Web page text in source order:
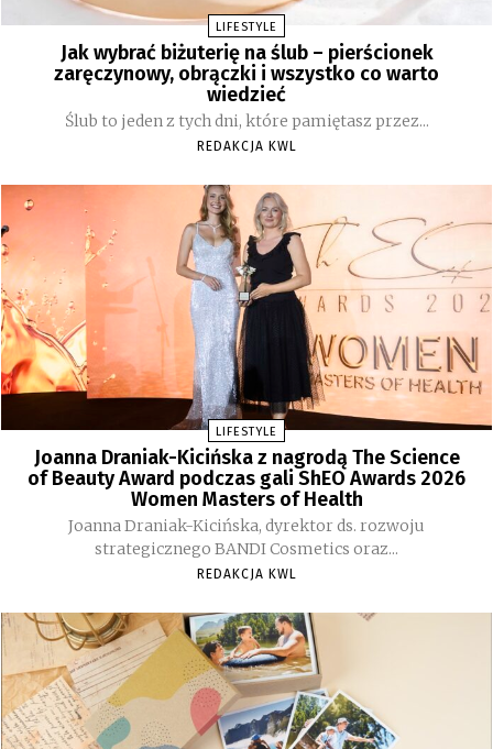
LIFESTYLE
Jak wybrać biżuterię na ślub – pierścionek
zaręczynowy, obrączki i wszystko co warto
wiedzieć
Ślub to jeden z tych dni, które pamiętasz przez...
REDAKCJA KWL
LIFESTYLE
Joanna Draniak-Kicińska z nagrodą The Science
of Beauty Award podczas gali ShEO Awards 2026
Women Masters of Health
Joanna Draniak-Kicińska, dyrektor ds. rozwoju
strategicznego BANDI Cosmetics oraz...
REDAKCJA KWL